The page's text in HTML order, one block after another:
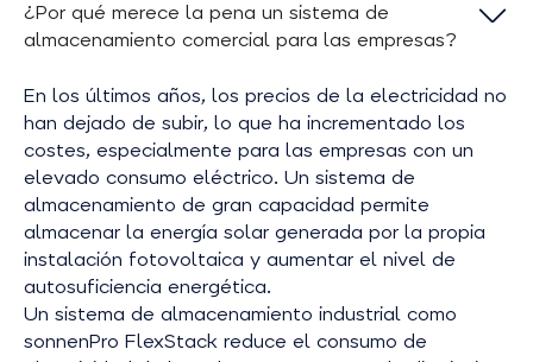
¿Por qué merece la pena un sistema de
almacenamiento comercial para las empresas?
En los últimos años, los precios de la electricidad no
han dejado de subir, lo que ha incrementado los
costes, especialmente para las empresas con un
elevado consumo eléctrico. Un sistema de
almacenamiento de gran capacidad permite
almacenar la energía solar generada por la propia
instalación fotovoltaica y aumentar el nivel de
autosuficiencia energética.
Un sistema de almacenamiento industrial como
sonnenPro FlexStack reduce el consumo de